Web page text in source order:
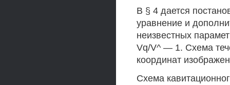
В § 4 дается
уравнение и
неизвестных
Vq/V^ — 1. Схема
координат
Схема